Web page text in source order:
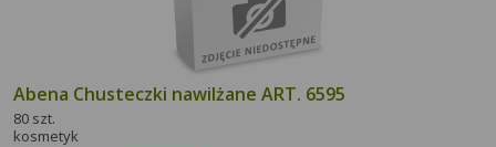
Abena Chusteczki nawilżane ART. 6595
80 szt.
kosmetyk